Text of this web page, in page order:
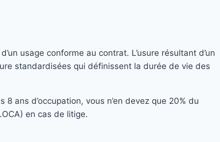
usage conforme au contrat. L’usure résultant d’un
standardisées qui définissent la durée de vie des
ans d’occupation, vous n’en devez que 20% du
en cas de litige.